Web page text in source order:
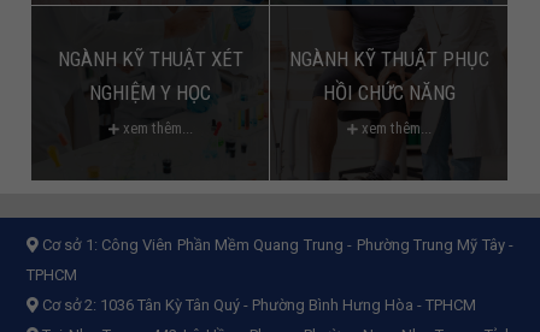
NGÀNH KỸ THUẬT XÉT
NGHIỆM Y HỌC
xem thêm...
NGÀNH KỸ THUẬT PHỤC
HỒI CHỨC NĂNG
xem thêm...
Cơ sở 1: Công Viên Phần Mềm Quang Trung - Phường Trung Mỹ Tây -
TPHCM
Cơ sở 2: 1036 Tân Kỳ Tân Quý - Phường Bình Hưng Hòa - TPHCM